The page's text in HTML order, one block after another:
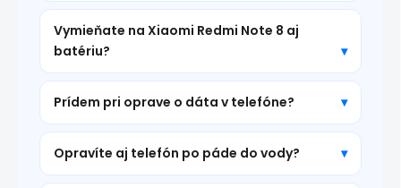
Vymieňate na Xiaomi Redmi Note 8 aj
batériu?
Prídem pri oprave o dáta v telefóne?
Opravíte aj telefón po páde do vody?